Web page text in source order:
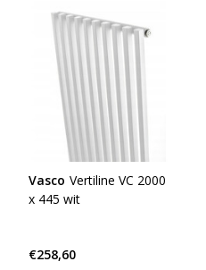
Vasco Vertiline VC 2000
x 445 wit
€258,60